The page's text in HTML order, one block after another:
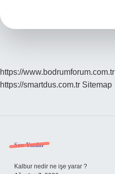
https://www.bodrumforum.com.tr
https://smartdus.com.tr Sitemap
Sidebar
Son Yazılar
Kalbur nedir ne işe yarar ?